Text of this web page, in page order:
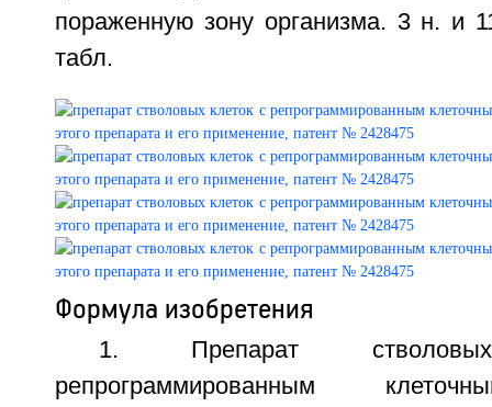
пораженную зону организма. 3 н. и
табл.
Формула изобретения
1. Препарат
репрограммированным